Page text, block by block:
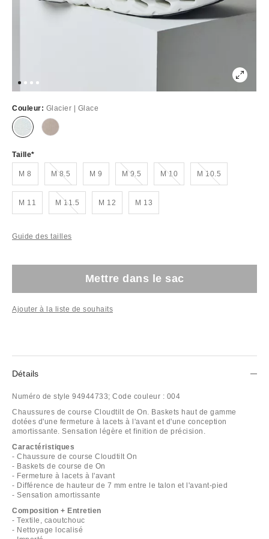
Couleur: Glacier | Glace
Taille
M 8 M 8.5Épuisé M 9 M 9.5Épuisé M 10Épuisé M 10.5
Épuisé
M 11 M 11.5
Épuisé M 12 M 13
Guide des tailles
Mettre dans le sac
Ajouter à la liste de souhaits
Détails
Numéro de style 94944733; Code couleur : 004
Chaussures de course Cloudtilt de On. Baskets haut de gamme
dotées d'une fermeture à lacets à l'avant et d'une conception
amortissante. Sensation légère et finition de précision.
Caractéristiques
- Chaussure de course Cloudtilt On
- Baskets de course de On
- Fermeture à lacets à l'avant
- Différence de hauteur de 7 mm entre le talon et l'avant-pied
- Sensation amortissante
Composition + Entretien
- Textile, caoutchouc
- Nettoyage localisé